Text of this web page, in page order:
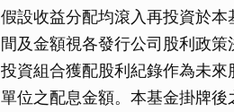
假設收益分配均滾入再投資於
間及金額視各發行公司股利政
投資組合獲配股利紀錄作為未
單位之配息金額。本基金掛牌